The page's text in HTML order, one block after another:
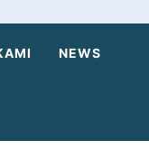
NEWS